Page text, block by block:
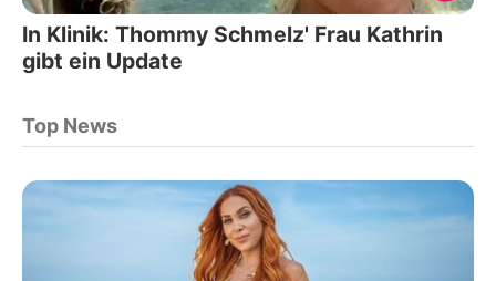
In Klinik: Thommy Schmelz' Frau Kathrin
gibt ein Update
Top News